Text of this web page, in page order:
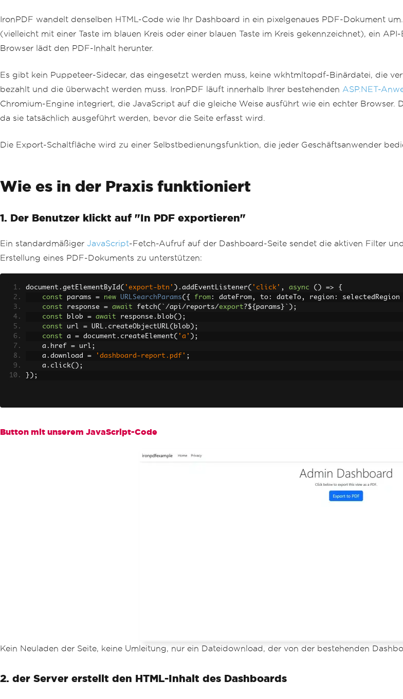
IronPDF wandelt denselben HTML-Code wie Ihr Dashboard in ein pixelgenaues PDF-Dokument
(vielleicht mit einer Taste im blauen Kreis oder einer blauen Taste im Kreis gekennzeichnet), ein
Browser lädt den PDF-Inhalt herunter.
Es gibt kein Puppeteer-Sidecar, das eingesetzt werden muss, keine wkhtmltopdf-Binärdatei, die
bezahlt und die überwacht werden muss. IronPDF läuft innerhalb Ihrer bestehenden ASP.NET-
Chromium-Engine integriert, die JavaScript auf die gleiche Weise ausführt wie ein echter
da sie tatsächlich ausgeführt werden, bevor die Seite erfasst wird.
Die Export-Schaltfläche wird zu einer Selbstbedienungsfunktion, die jeder Geschäftsanwender
Wie es in der Praxis funktioniert
1. Der Benutzer klickt auf "In PDF exportieren"
Ein standardmäßiger JavaScript-Fetch-Aufruf auf der Dashboard-Seite sendet die aktiven Filter
Erstellung eines PDF-Dokuments zu unterstützen:
document . getElementById ( 'export-btn' ). addEventListener( 'click' , async () =>
{
const params = new URLSearchParams({ from : dateFrom, to : dateTo, region : selectedRegion
const response = await fetch(`/api/reports/export?${ params }`);
const blob = await response . blob();
const url = URL . createObjectURL( blob );
const a = document . createElement( 'a' );
    a
. href = url ;
    a
. download = 'dashboard-report.pdf' ;
    a
. click();
});
Button mit unserem JavaScript-Code
Kein Neuladen der Seite, keine Umleitung, nur ein Dateidownload, der von der bestehenden
2. der Server erstellt den HTML-Inhalt des Dashboards